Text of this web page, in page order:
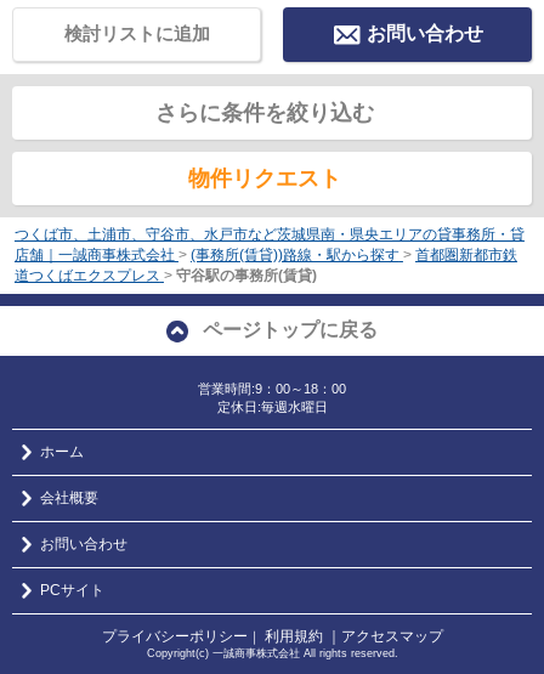
お問い合わせ
検討リストに追加
さらに条件を絞り込む
物件リクエスト
つくば市、土浦市、守谷市、水戸市など茨城県南・県央エリアの貸事務所・貸
店舗｜一誠商事株式会社 > (事務所(賃貸))路線・駅から探す > 首都圏新都市鉄
道つくばエクスプレス > 守谷駅の事務所(賃貸)
ページトップに戻る
営業時間:9：00～18：00
定休日:毎週水曜日
ホーム
会社概要
お問い合わせ
PCサイト
プライバシーポリシー ｜ 利用規約 ｜アクセスマップ
Copyright(c) 一誠商事株式会社 All rights reserved.